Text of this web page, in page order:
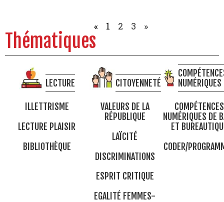
« 1 2 3 »
Thématiques
LECTURE
ILLETTRISME
LECTURE PLAISIR
BIBLIOTHÈQUE
CITOYENNETÉ
VALEURS DE LA
RÉPUBLIQUE
LAÏCITÉ
DISCRIMINATIONS
ESPRIT CRITIQUE
EGALITÉ FEMMES-
NUMÉRIQUES
COMPÉTENCES
NUMÉRIQUES DE
ET
CODER/